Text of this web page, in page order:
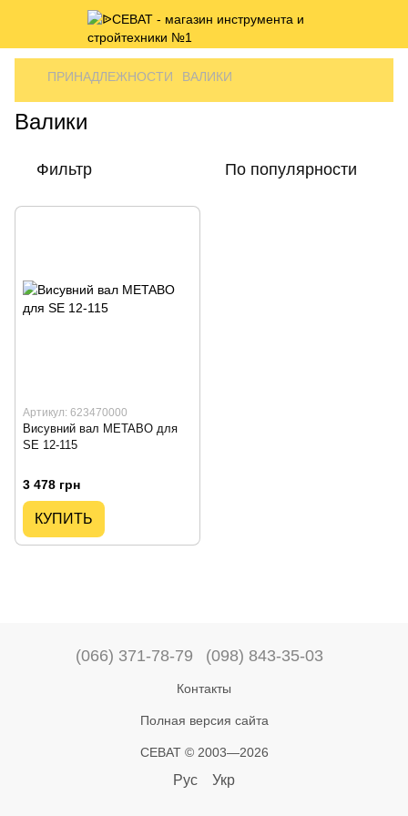
ПРИНАДЛЕЖНОСТИ ВАЛИКИ
Валики
Фильтр По популярности
Артикул: 623470000
Висувний вал METABO для
SE 12-115
3 478 грн
КУПИТЬ
(066) 371-78-79 (098) 843-35-03
Контакты
Полная версия сайта
СЕВАТ © 2003—2026
Рус Укр